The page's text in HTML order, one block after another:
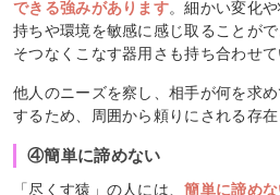
できる強みがあります。細かい変化
持ちや環境を敏感に感じ取ることが
そつなくこなす器用さも持ち合わせて
他人のニーズを察し、相手が何を求
するため、周囲から頼りにされる存在
④簡単に諦めない
「尽くす猿」の人には、簡単に諦め